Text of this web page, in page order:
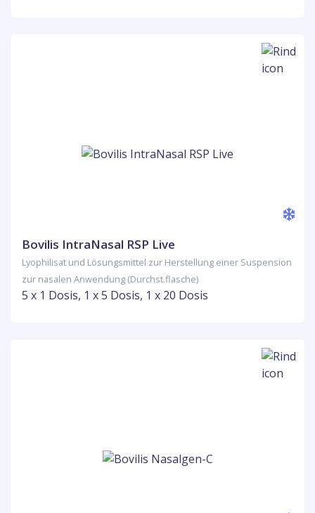
Bovilis IntraNasal RSP Live
Lyophilisat und Lösungsmittel zur Herstellung einer Suspension
zur nasalen Anwendung (Durchst.flasche)
5 x 1 Dosis, 1 x 5 Dosis, 1 x 20 Dosis